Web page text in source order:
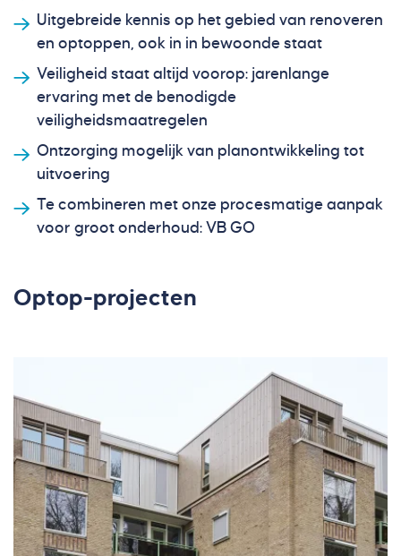
Uitgebreide kennis op het gebied van renoveren
en optoppen, ook in in bewoonde staat
Veiligheid staat altijd voorop: jarenlange
ervaring met de benodigde
veiligheidsmaatregelen
Ontzorging mogelijk van planontwikkeling tot
uitvoering
Te combineren met onze procesmatige aanpak
voor groot onderhoud: VB GO
Optop-projecten